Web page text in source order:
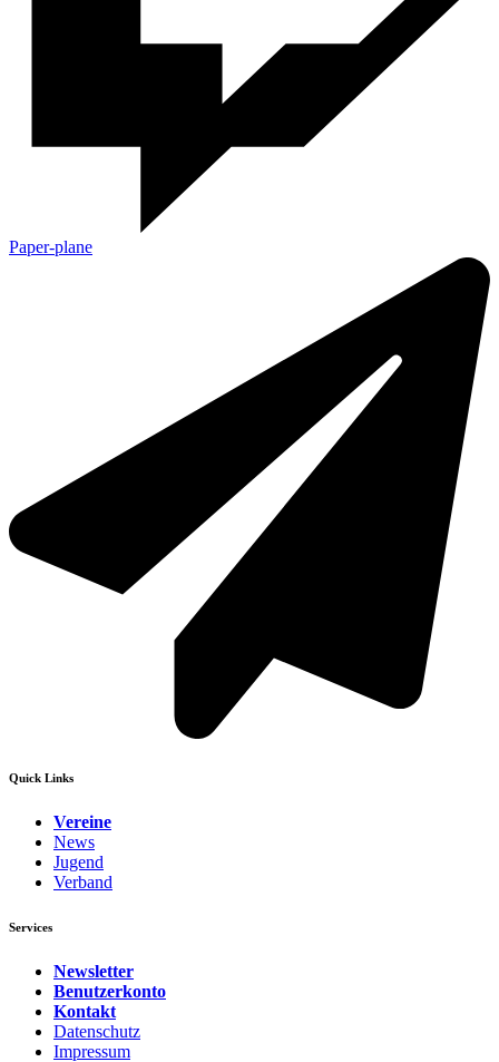
Paper-plane
Quick Links
Vereine
News
Jugend
Verband
Services
Newsletter
Benutzerkonto
Kontakt
Datenschutz
Impressum